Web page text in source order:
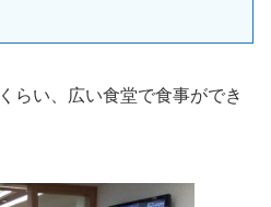
らい、広い食堂で食事ができ